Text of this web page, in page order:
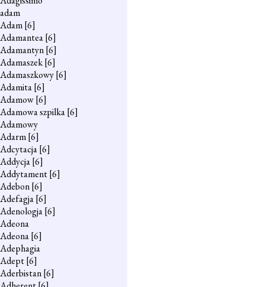
adam
Adam[6]
Adamantea[6]
Adamantyn[6]
Adamaszek[6]
Adamaszkowy[6]
Adamita[6]
Adamow[6]
Adamowa szpilka[6]
Adamowy
Adarm[6]
Adcytacja[6]
Addycja[6]
Addytament[6]
Adebon[6]
Adefagja[6]
Adenologja[6]
Adeona
Adeona[6]
Adephagia
Adept[6]
Aderbistan[6]